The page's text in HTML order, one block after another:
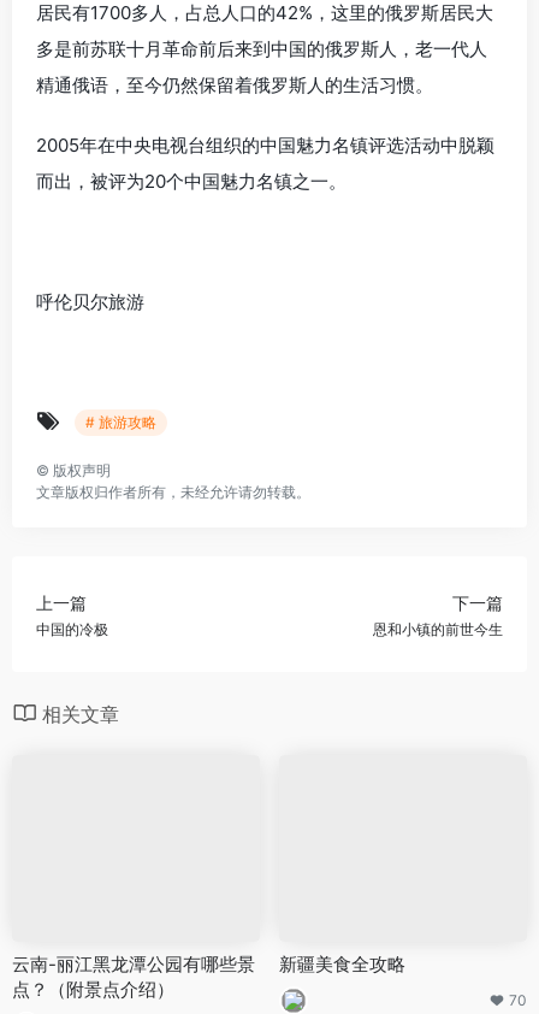
居民有1700多人，占总人口的42%，这里的俄罗斯居民大
多是前苏联十月革命前后来到中国的俄罗斯人，老一代人
精通俄语，至今仍然保留着俄罗斯人的生活习惯。
2005年在中央电视台组织的中国魅力名镇评选活动中脱颖
而出，被评为20个中国魅力名镇之一。
呼伦贝尔旅游
# 旅游攻略
© 版权声明
文章版权归作者所有，未经允许请勿转载。
上一篇
中国的冷极
下一篇
恩和小镇的前世今生
相关文章
云南-丽江黑龙潭公园有哪些景
点？（附景点介绍）
新疆美食全攻略
70